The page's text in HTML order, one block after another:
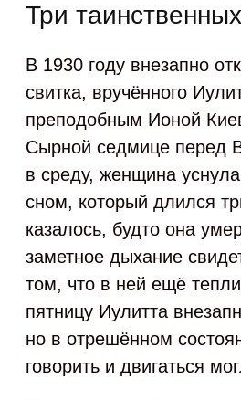
Три
В 1930 году внезапно
свитка, вручённого
преподобным Ионой
Сырной седмице перед
в среду, женщина
сном, который длился
казалось, будто она
заметное дыхание
том, что в ней ещё
пятницу Иулитта
но в отрешённом
говорить и двигаться